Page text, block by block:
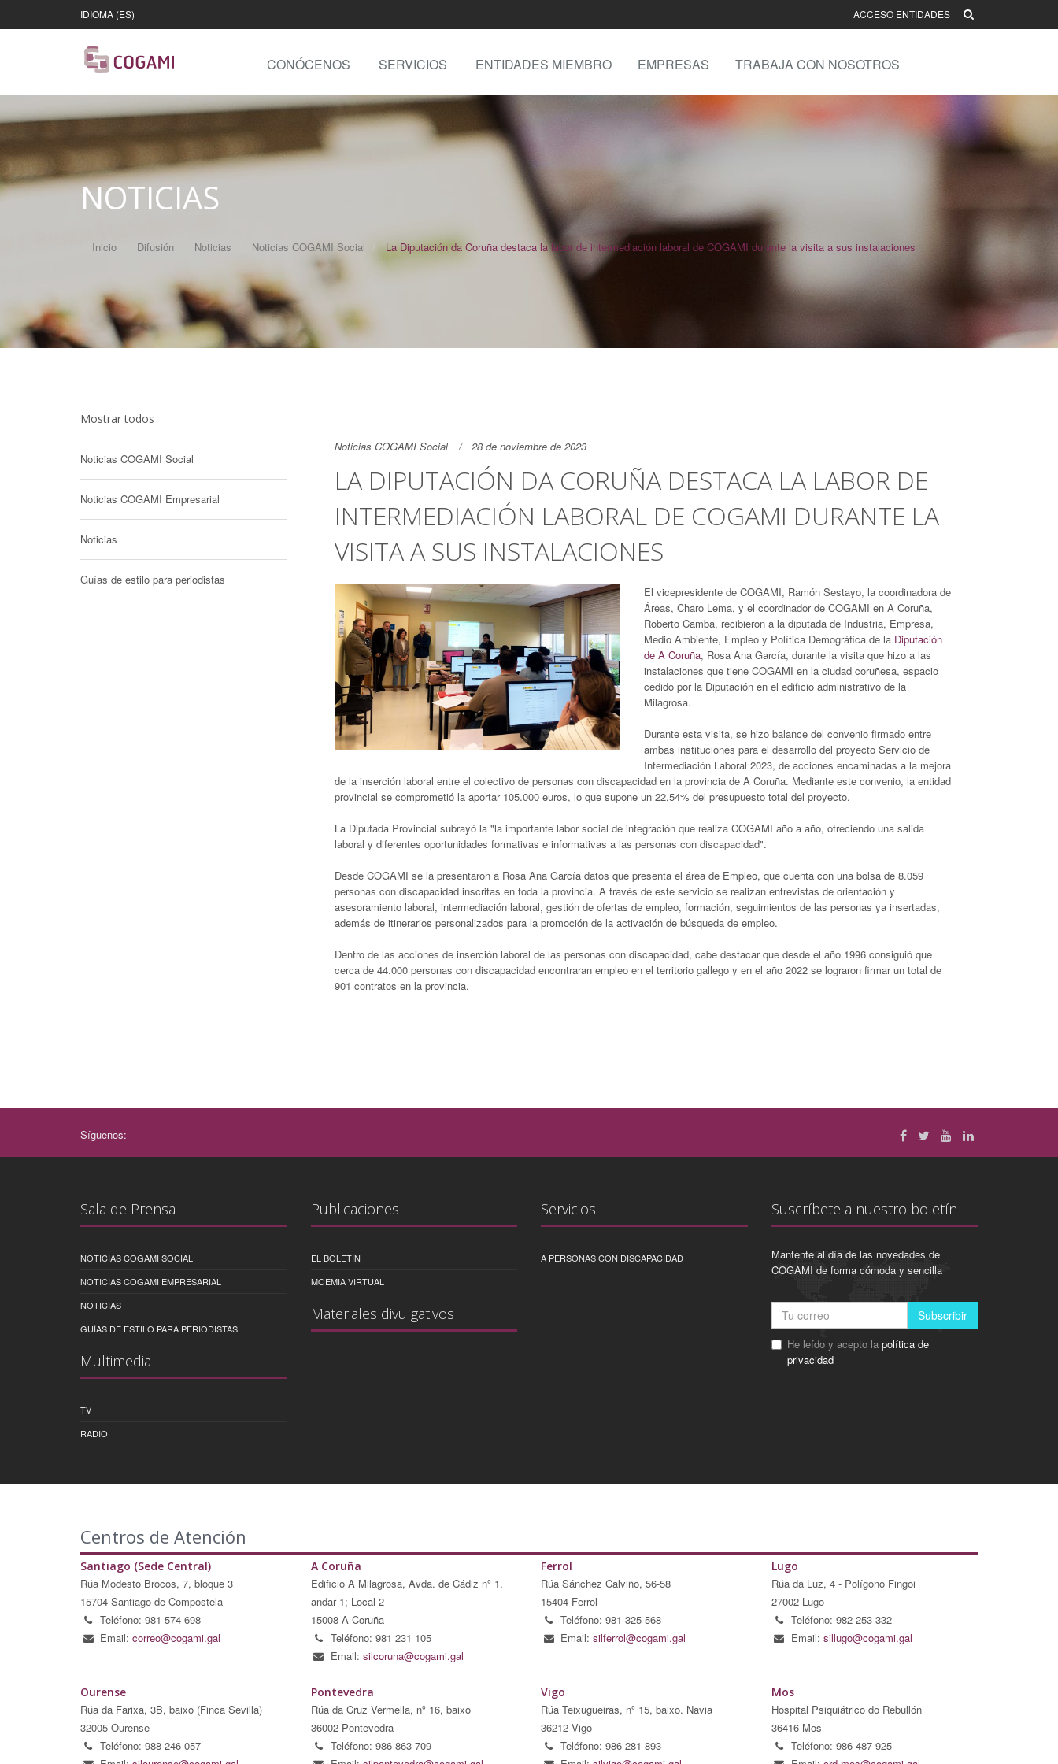
IDIOMA (ES) ACCESO ENTIDADES
CONÓCENOS SERVICIOS ENTIDADES MIEMBRO EMPRESAS TRABAJA CON NOSOTROS
NOTICIAS
Inicio Difusión Noticias Noticias COGAMI Social La Diputación da Coruña destaca la labor de intermediación laboral de COGAMI durante la visita a sus instalaciones
Noticias COGAMI Social 28 de noviembre de 2023
LA DIPUTACIÓN DA CORUÑA DESTACA LA LABOR DE
INTERMEDIACIÓN LABORAL DE COGAMI DURANTE LA
VISITA A SUS INSTALACIONES
El vicepresidente de COGAMI, Ramón Sestayo, la coordinadora de
Áreas, Charo Lema, y el coordinador de COGAMI en A Coruña,
Roberto Camba, recibieron a la diputada de Industria, Empresa,
Medio Ambiente, Empleo y Política Demográfica de la Diputación
de A Coruña, Rosa Ana García, durante la visita que hizo a las
instalaciones que tiene COGAMI en la ciudad coruñesa, espacio
cedido por la Diputación en el edificio administrativo de la
Milagrosa.
Durante esta visita, se hizo balance del convenio firmado entre
ambas instituciones para el desarrollo del proyecto Servicio de
Intermediación Laboral 2023, de acciones encaminadas a la mejora
de la inserción laboral entre el colectivo de personas con discapacidad en la provincia de A Coruña. Mediante este convenio, la entidad
provincial se comprometió la aportar 105.000 euros, lo que supone un 22,54% del presupuesto total del proyecto.
La Diputada Provincial subrayó la "la importante labor social de integración que realiza COGAMI año a año, ofreciendo una salida
laboral y diferentes oportunidades formativas e informativas a las personas con discapacidad".
Desde COGAMI se la presentaron a Rosa Ana García datos que presenta el área de Empleo, que cuenta con una bolsa de 8.059
personas con discapacidad inscritas en toda la provincia. A través de este servicio se realizan entrevistas de orientación y
asesoramiento laboral, intermediación laboral, gestión de ofertas de empleo, formación, seguimientos de las personas ya insertadas,
además de itinerarios personalizados para la promoción de la activación de búsqueda de empleo.
Dentro de las acciones de inserción laboral de las personas con discapacidad, cabe destacar que desde el año 1996 consiguió que
cerca de 44.000 personas con discapacidad encontraran empleo en el territorio gallego y en el año 2022 se lograron firmar un total de
901 contratos en la provincia.
Mostrar todos
Noticias COGAMI Social
Noticias COGAMI Empresarial
Noticias
Guías de estilo para periodistas
Síguenos:
Sala de Prensa
NOTICIAS COGAMI SOCIAL
NOTICIAS COGAMI EMPRESARIAL
NOTICIAS
GUÍAS DE ESTILO PARA PERIODISTAS
Multimedia
TV
RADIO
Publicaciones
EL BOLETÍN
MOEMIA VIRTUAL
Materiales divulgativos
Servicios
A PERSONAS CON DISCAPACIDAD
Suscríbete a nuestro boletín
Mantente al día de las novedades de
COGAMI de forma cómoda y sencilla
Subscribir
He leído y acepto la política de
privacidad
Centros de Atención
Santiago (Sede Central)
Rúa Modesto Brocos, 7, bloque 3
15704 Santiago de Compostela
Teléfono: 981 574 698
Email: correo@cogami.gal
A Coruña
Edificio A Milagrosa, Avda. de Cádiz nº 1,
andar 1; Local 2
15008 A Coruña
Teléfono: 981 231 105
Email: silcoruna@cogami.gal
Ferrol
Rúa Sánchez Calviño, 56-58
15404 Ferrol
Teléfono: 981 325 568
Email: silferrol@cogami.gal
Lugo
Rúa da Luz, 4 - Polígono Fingoi
27002 Lugo
Teléfono: 982 253 332
Email: sillugo@cogami.gal
Ourense
Rúa da Farixa, 3B, baixo (Finca Sevilla)
32005 Ourense
Teléfono: 988 246 057
Pontevedra
Rúa da Cruz Vermella, nº 16, baixo
36002 Pontevedra
Teléfono: 986 863 709
Vigo
Rúa Teixugueiras, nº 15, baixo. Navia
36212 Vigo
Teléfono: 986 281 893
Mos
Hospital Psiquiátrico do Rebullón
36416 Mos
Teléfono: 986 487 925